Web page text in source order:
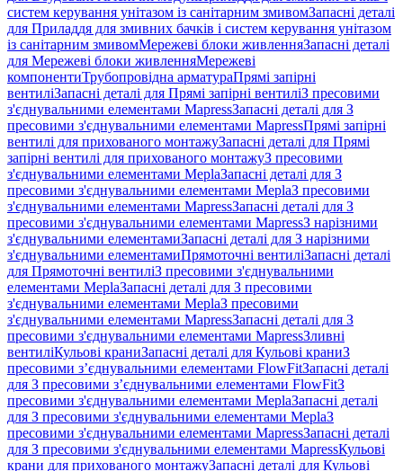
систем керування унітазом із санітарним змивомЗапасні деталі
для Приладдя для змивних бачків і систем керування унітазом
із санітарним змивомМережеві блоки живленняЗапасні деталі
для Мережеві блоки живленняМережеві
компонентиТрубопровідна арматураПрямі запірні
вентиліЗапасні деталі для Прямі запірні вентиліЗ пресовими
з'єднувальними елементами MapressЗапасні деталі для З
пресовими з'єднувальними елементами MapressПрямі запірні
вентилі для прихованого монтажуЗапасні деталі для Прямі
запірні вентилі для прихованого монтажуЗ пресовими
з'єднувальними елементами MeplaЗапасні деталі для З
пресовими з'єднувальними елементами MeplaЗ пресовими
з'єднувальними елементами MapressЗапасні деталі для З
пресовими з'єднувальними елементами MapressЗ нарізними
з'єднувальними елементамиЗапасні деталі для З нарізними
з'єднувальними елементамиПрямоточні вентиліЗапасні деталі
для Прямоточні вентиліЗ пресовими з'єднувальними
елементами MeplaЗапасні деталі для З пресовими
з'єднувальними елементами MeplaЗ пресовими
з'єднувальними елементами MapressЗапасні деталі для З
пресовими з'єднувальними елементами MapressЗливні
вентиліКульові краниЗапасні деталі для Кульові краниЗ
пресовими з’єднувальними елементами FlowFitЗапасні деталі
для З пресовими з’єднувальними елементами FlowFitЗ
пресовими з'єднувальними елементами MeplaЗапасні деталі
для З пресовими з'єднувальними елементами MeplaЗ
пресовими з'єднувальними елементами MapressЗапасні деталі
для З пресовими з'єднувальними елементами MapressКульові
крани для прихованого монтажуЗапасні деталі для Кульові